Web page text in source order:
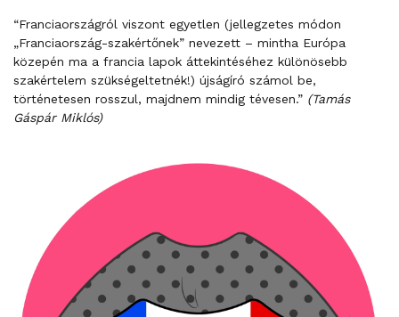
“Franciaországról viszont egyetlen (jellegzetes módon
„Franciaország-szakértőnek” nevezett – mintha Európa
közepén ma a francia lapok áttekintéséhez különösebb
szakértelem szükségeltetnék!) újságíró számol be,
történetesen rosszul, majdnem mindig tévesen.” (Tamás
Gáspár Miklós)